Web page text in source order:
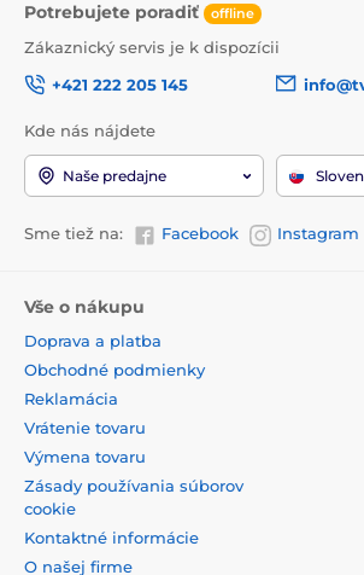
Potrebujete poradiť offline
Zákaznický servis je k dispozícii
+421 222 205 145
Kde nás nájdete
Naše predajne
Sme tiež na: Facebook Instagram
Vše o nákupu
Doprava a platba
Obchodné podmienky
Reklamácia
Vrátenie tovaru
Výmena tovaru
Zásady používania súborov
cookie
Kontaktné informácie
O našej firme